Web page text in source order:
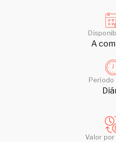
A
Período
Valor